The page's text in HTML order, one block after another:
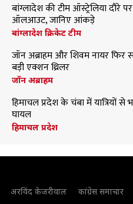
बांग्लादेश की टीम ऑस्ट्रेलिया दौरे
ऑलआउट, जानिए आंकड़े
बांग्लादेश क्रिकेट टीम
जॉन अब्राहम और शिवम नायर फिर
बड़ी एक्शन थ्रिलर
जॉन अब्राहम
हिमाचल प्रदेश के चंबा में यात्रियों
घायल
हिमाचल प्रदेश
अरविंद केजरीवाल कांग्रेस समाचार